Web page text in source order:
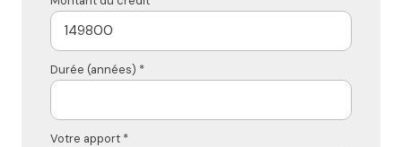
Durée (années) *
Votre apport *